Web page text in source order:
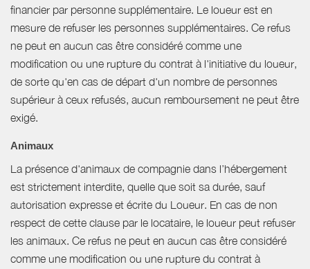
financier par personne supplémentaire. Le loueur est en
mesure de refuser les personnes supplémentaires. Ce refus
ne peut en aucun cas être considéré comme une
modification ou une rupture du contrat à l'initiative du loueur,
de sorte qu'en cas de départ d'un nombre de personnes
supérieur à ceux refusés, aucun remboursement ne peut être
exigé.
Animaux
La présence d'animaux de compagnie dans l’hébergement
est strictement interdite, quelle que soit sa durée, sauf
autorisation expresse et écrite du Loueur. En cas de non
respect de cette clause par le locataire, le loueur peut refuser
les animaux. Ce refus ne peut en aucun cas être considéré
comme une modification ou une rupture du contrat à